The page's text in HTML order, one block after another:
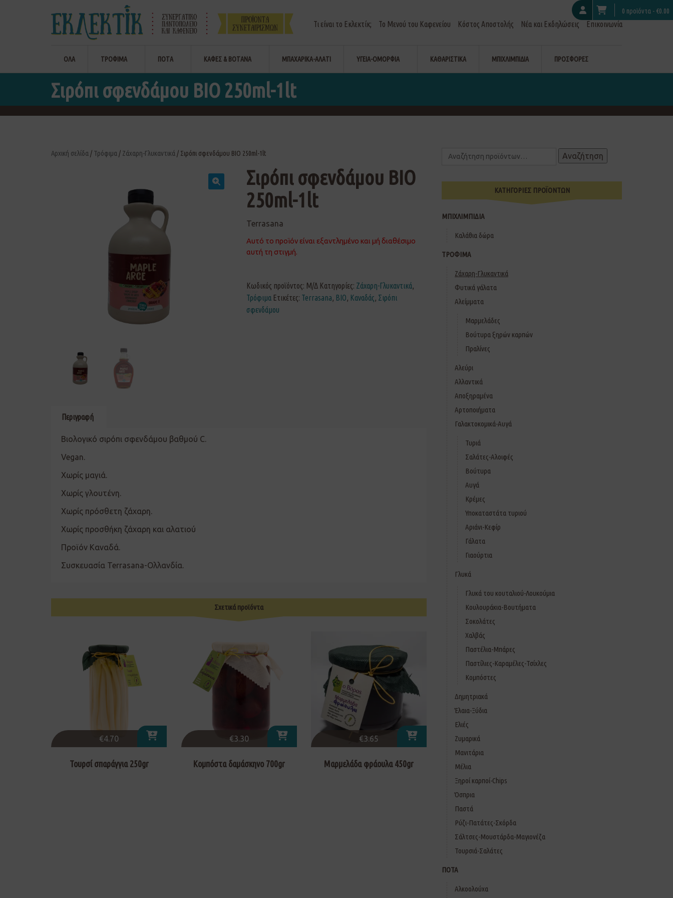
0 προϊόντα - €0.00
Τι είναι το Εκλεκτίκ; Το Μενού του Καφενείου Κόστος Αποστολής Νέα και Εκδηλώσεις Επικοινωνία
ΟΛΑ ΤΡΟΦΙΜΑ ΠΟΤΑ ΚΑΦΕΣ & ΒΟΤΑΝΑ ΜΠΑΧΑΡΙΚΑ-ΑΛΑΤΙ ΥΓΕΙΑ-ΟΜΟΡΦΙΑ ΚΑΘΑΡΙΣΤΙΚΑ ΜΠΙΧΛΙΜΠΙΔΙΑ ΠΡΟΣΦΟΡΕΣ
Σιρόπι σφενδάμου ΒΙΟ 250ml-1lt
Αρχική σελίδα / Τρόφιμα / Ζάχαρη-Γλυκαντικά / Σιρόπι σφενδάμου ΒΙΟ 250ml-1lt
Σιρόπι σφενδάμου ΒΙΟ
250ml-1lt
Terrasana
Αυτό το προϊόν είναι εξαντλημένο και μή διαθέσιμο
αυτή τη στιγμή.
Κωδικός προϊόντος: Μ/Δ Κατηγορίες: Ζάχαρη-Γλυκαντικά,
Τρόφιμα Ετικέτες: Terrasana, ΒΙΟ, Καναδάς, Σιρόπι
σφενδάμου
Περιγραφή
Βιολογικό σιρόπι σφενδάμου βαθμού C.
Vegan.
Χωρίς μαγιά.
Χωρίς γλουτένη.
Χωρίς πρόσθετη ζάχαρη.
Χωρίς προσθήκη ζάχαρη και αλατιού
Προϊόν Καναδά.
Συσκευασία Terrasana-Ολλανδία.
Σχετικά προϊόντα
€4.70
Τουρσί σπαράγγια 250gr
€3.30
Κομπόστα δαμάσκηνο 700gr
€3.65
Μαρμελάδα φράουλα 450gr
Αναζήτηση
ΚΑΤΗΓΟΡΙΕΣ ΠΡΟΪΟΝΤΩΝ
ΜΠΙΧΛΙΜΠΙΔΙΑ
Καλάθια δώρα
ΤΡΟΦΙΜΑ
Ζάχαρη-Γλυκαντικά
Φυτικά γάλατα
Αλείμματα
Μαρμελάδες
Βούτυρα ξηρών καρπών
Πραλίνες
Αλεύρι
Αλλαντικά
Αποξηραμένα
Αρτοποιήματα
Γαλακτοκομικά-Αυγά
Τυριά
Σαλάτες-Αλοιφές
Βούτυρα
Αυγά
Κρέμες
Υποκαταστάτα τυριού
Αριάνι-Κεφίρ
Γάλατα
Γιαούρτια
Γλυκά
Γλυκά του κουταλιού-Λουκούμια
Κουλουράκια-Βουτήματα
Σοκολάτες
Χαλβάς
Παστέλια-Μπάρες
Παστίλιες-Καραμέλες-Τσίχλες
Κομπόστες
Δημητριακά
Έλαια-Ξύδια
Ελιές
Ζυμαρικά
Μανιτάρια
Μέλια
Ξηροί καρποί-Chips
Όσπρια
Παστά
Ρύζι-Πατάτες-Σκόρδα
Σάλτσες-Μουστάρδα-Μαγιονέζα
Τουρσιά-Σαλάτες
ΠΟΤΑ
Αλκοολούχα